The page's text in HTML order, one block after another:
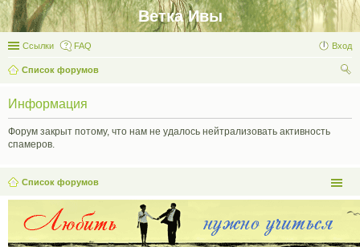
Ветка Ивы
Ссылки FAQ Вход
Список форумов
Информация
Форум закрыт потому, что нам не удалось нейтрализовать активность
спамеров.
Список форумов